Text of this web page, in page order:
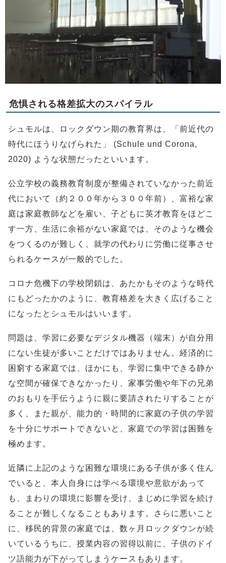
危惧される格差拡大のスパイラル
シュモルは、ロックダウン期の教育界は、「前近代の
時代にほうりなげられた」 (Schule und Corona,
2020) ような状態だったといいます。
公立学校の義務教育制度が整備されていなかった前近
代において（約２００年から３００年前）、富裕な家
庭は家庭教師などを雇い、子どもに英才教育をほどこ
す一方、生活に余裕がない家庭では、そのような機会
をつくるのが難しく、就学の代わりに労働に従事させ
られるケースが一般的でした。
コロナ危機下の学校閉鎖は、あたかもそのような時代
にもどったかのように、教育格差を大きく広げること
になったとシュモルはいいます。
問題は、学習に必要なデジタル機器（端末）が自分用
にない生徒が多いことだけではありません。経済的に
困窮する家庭では、ほかにも、学習に集中できる静か
な空間が確保できなかったり、家事労働や年下の兄弟
のおもりを手伝うように親に要請されたりすることが
多く、また親が、能力的・時間的に家庭の子供の学習
を十分にサポートできないと、家庭での学習は困難を
極めます。
近隣に上記のような困難な環境にある子供が多く住ん
でいると、本人自身には学べる環境や意欲があって
も、まわりの環境に影響を受け、まじめに学習を続け
ることが難しくなることもあります。さらに悪いこと
に、移民的背景の家庭では、数ヶ月ロックダウンが続
いているうちに、授業内容の習得以前に、子供のドイ
ツ語能力が下がってしまうケースもあります。